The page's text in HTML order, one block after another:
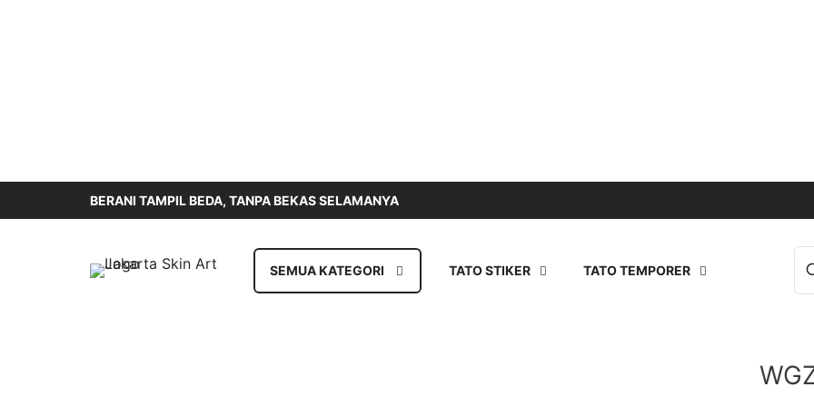
BERANI TAMPIL BEDA, TANPA BEKAS SELAMANYA
SEMUA KATEGORI TATO STIKER TATO TEMPORER